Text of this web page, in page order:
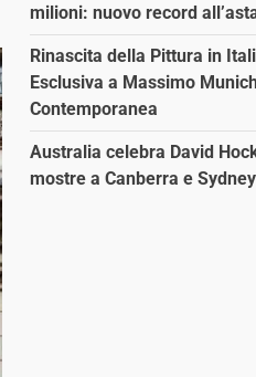
milioni: nuovo record
Rinascita della Pittura in
Esclusiva a Massimo
Contemporanea
Australia celebra David
mostre a Canberra e